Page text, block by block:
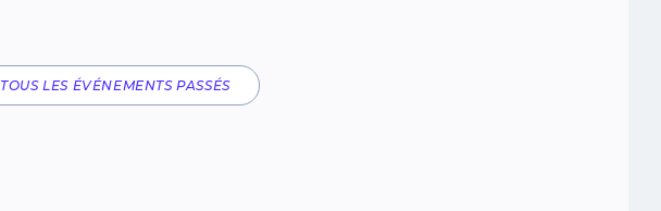
TOUS LES ÉVÉNEMENTS PASSÉS